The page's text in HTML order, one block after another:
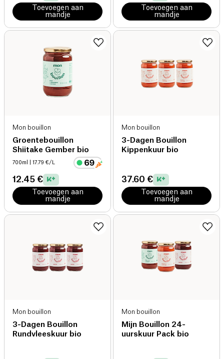
Toevoegen aan
mandje
Toevoegen aan
mandje
Mon bouillon
Groentebouillon
Shiitake Gember bio
700ml | 17.79 €/L
12.45 €
Toevoegen aan
mandje
Mon bouillon
3-Dagen Bouillon
Kippenkuur bio
37.60 €
Toevoegen aan
mandje
Mon bouillon
3-Dagen Bouillon
Rundvleeskuur bio
Mon bouillon
Mijn Bouillon 24-
uurskuur Pack bio